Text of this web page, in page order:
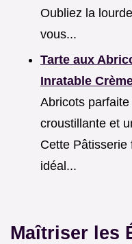
Oubliez la
vous...
Tarte aux
Inratable
Abricots
croustillante et
Cette Pâtisserie
idéal...
Maîtriser les